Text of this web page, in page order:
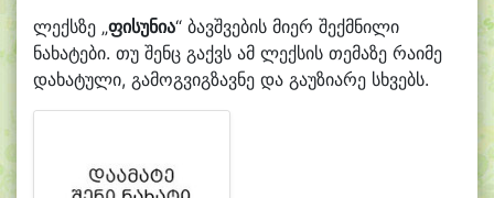
ლექსზე „ფისუნია“ ბავშვების მიერ შექმნილი
ნახატები. თუ შენც გაქვს ამ ლექსის თემაზე რაიმე
დახატული, გამოგვიგზავნე და გაუზიარე სხვებს.